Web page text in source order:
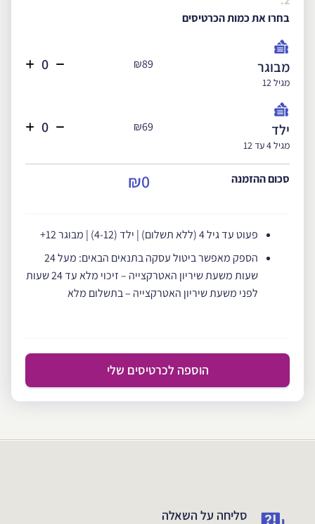
בחרו את כמות הכרטיסים
מבוגר
מגיל 12
₪89
ילד
מגיל 4 עד 12
₪69
סכום ההזמנה ₪0
פעוט עד גיל 4 (ללא תשלום) | ילד (4-12) | מבוגר 12+
הספק מאפשר ביטול עסקה בתנאים הבאים: מעל 24
שעות משעת שיריון האטרקצייה – זיכוי מלא עד 24 שעות
לפני משעת שיריון האטרקצייה – בתשלום מלא
הוספה לכרטיסים שלי
סליחה על השאלה